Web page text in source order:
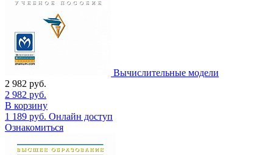
Вычислительные модели
2 982 руб.
2 982 руб.
В корзину
1 189 руб. Онлайн доступ
Ознакомиться